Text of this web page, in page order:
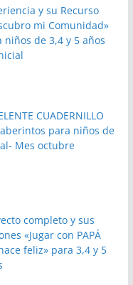
y su Recurso
mi Comunidad»
niños de 3,4 y 5 años
CUADERNILLO
para niños de
Mes octubre
completo y sus
«Jugar con PAPÁ
feliz» para 3,4 y 5